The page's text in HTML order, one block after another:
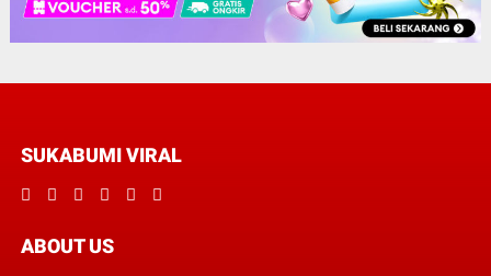
SUKABUMI VIRAL
ABOUT US